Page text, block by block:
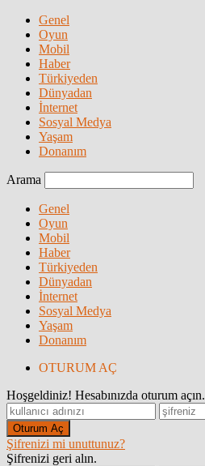
Genel
Oyun
Mobil
Haber
Türkiyeden
Dünyadan
İnternet
Sosyal Medya
Yaşam
Donanım
Arama
Genel
Oyun
Mobil
Haber
Türkiyeden
Dünyadan
İnternet
Sosyal Medya
Yaşam
Donanım
OTURUM AÇ
Hoşgeldiniz! Hesabınızda oturum açın.
Şifrenizi mi unuttunuz?
Şifrenizi geri alın.